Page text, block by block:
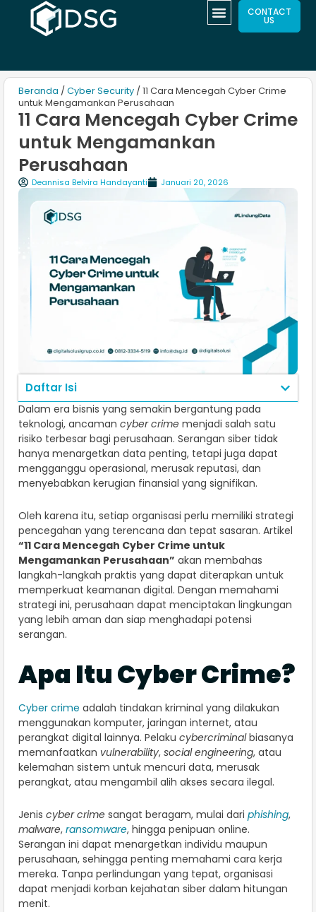
CONTACT
US
Beranda / Cyber Security / 11 Cara Mencegah Cyber Crime
untuk Mengamankan Perusahaan
11 Cara Mencegah Cyber Crime
untuk Mengamankan
Perusahaan
Deannisa Belvira Handayanti Januari 20, 2026
Daftar Isi
Dalam era bisnis yang semakin bergantung pada
teknologi, ancaman cyber crime menjadi salah satu
risiko terbesar bagi perusahaan. Serangan siber tidak
hanya menargetkan data penting, tetapi juga dapat
mengganggu operasional, merusak reputasi, dan
menyebabkan kerugian finansial yang signifikan.
Oleh karena itu, setiap organisasi perlu memiliki strategi
pencegahan yang terencana dan tepat sasaran. Artikel
“11 Cara Mencegah Cyber Crime untuk
Mengamankan Perusahaan” akan membahas
langkah-langkah praktis yang dapat diterapkan untuk
memperkuat keamanan digital. Dengan memahami
strategi ini, perusahaan dapat menciptakan lingkungan
yang lebih aman dan siap menghadapi potensi
serangan.
Apa Itu Cyber Crime?
Cyber crime adalah tindakan kriminal yang dilakukan
menggunakan komputer, jaringan internet, atau
perangkat digital lainnya. Pelaku cybercriminalbiasanya
memanfaatkan vulnerability, social engineering, atau
kelemahan sistem untuk mencuri data, merusak
perangkat, atau mengambil alih akses secara ilegal.
Jenis cyber crime sangat beragam, mulai dari phishing,
malware, ransomware, hingga penipuan online.
Serangan ini dapat menargetkan individu maupun
perusahaan, sehingga penting memahami cara kerja
mereka. Tanpa perlindungan yang tepat, organisasi
dapat menjadi korban kejahatan siber dalam hitungan
menit.